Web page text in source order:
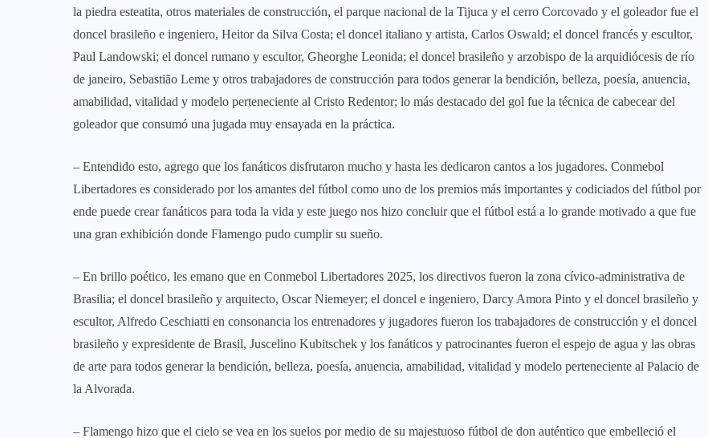
la piedra esteatita, otros materiales de construcción, el parque nacional de la Tijuca y el cerro Corcovado y el goleador fue el
doncel brasileño e ingeniero, Heitor da Silva Costa; el doncel italiano y artista, Carlos Oswald; el doncel francés y escultor,
Paul Landowski; el doncel rumano y escultor, Gheorghe Leonida; el doncel brasileño y arzobispo de la arquidiócesis de río
de janeiro, Sebastião Leme y otros trabajadores de construcción para todos generar la bendición, belleza, poesía, anuencia,
amabilidad, vitalidad y modelo perteneciente al Cristo Redentor; lo más destacado del gol fue la técnica de cabecear del
goleador que consumó una jugada muy ensayada en la práctica.
– Entendido esto, agrego que los fanáticos disfrutaron mucho y hasta les dedicaron cantos a los jugadores. Conmebol
Libertadores es considerado por los amantes del fútbol como uno de los premios más importantes y codiciados del fútbol por
ende puede crear fanáticos para toda la vida y este juego nos hizo concluir que el fútbol está a lo grande motivado a que fue
una gran exhibición donde Flamengo pudo cumplir su sueño.
– En brillo poético, les emano que en Conmebol Libertadores 2025, los directivos fueron la zona cívico-administrativa de
Brasilia; el doncel brasileño y arquitecto, Oscar Niemeyer; el doncel e ingeniero, Darcy Amora Pinto y el doncel brasileño y
escultor, Alfredo Ceschiatti en consonancia los entrenadores y jugadores fueron los trabajadores de construcción y el doncel
brasileño y expresidente de Brasil, Juscelino Kubitschek y los fanáticos y patrocinantes fueron el espejo de agua y las obras
de arte para todos generar la bendición, belleza, poesía, anuencia, amabilidad, vitalidad y modelo perteneciente al Palacio de
la Alvorada.
– Flamengo hizo que el cielo se vea en los suelos por medio de su majestuoso fútbol de don auténtico que embelleció el